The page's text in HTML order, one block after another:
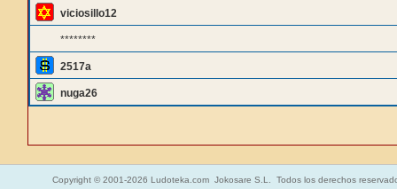
viciosillo12
********
2517a
nuga26
Copyright © 2001-2026 Ludoteka.com Jokosare S.L. Todos los derechos